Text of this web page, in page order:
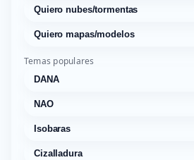
Quiero nubes/tormentas
Quiero mapas/modelos
Temas populares
DANA
NAO
Isobaras
Cizalladura